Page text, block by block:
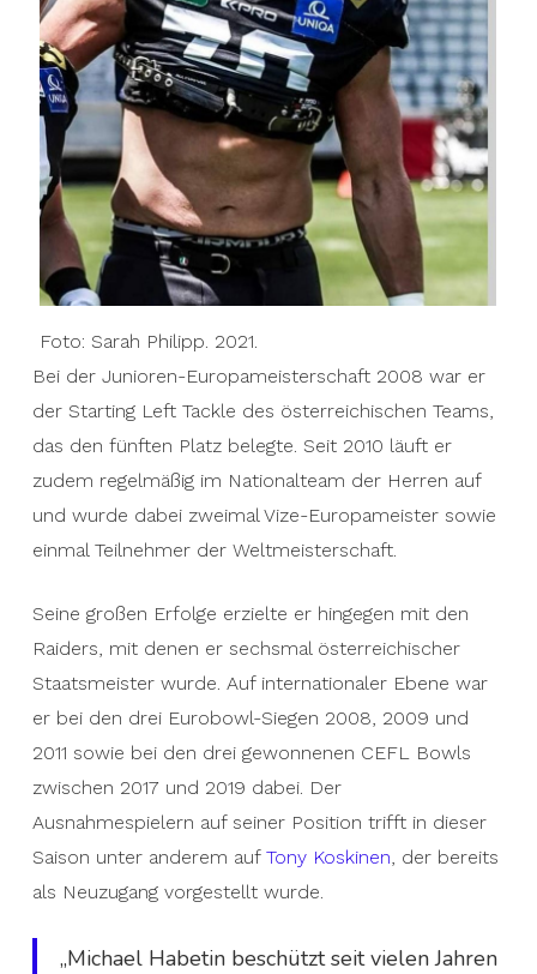
Foto: Sarah Philipp. 2021.
Bei der Junioren-Europameisterschaft 2008 war er
der Starting Left Tackle des österreichischen Teams,
das den fünften Platz belegte. Seit 2010 läuft er
zudem regelmäßig im Nationalteam der Herren auf
und wurde dabei zweimal Vize-Europameister sowie
einmal Teilnehmer der Weltmeisterschaft.
Seine großen Erfolge erzielte er hingegen mit den
Raiders, mit denen er sechsmal österreichischer
Staatsmeister wurde. Auf internationaler Ebene war
er bei den drei Eurobowl-Siegen 2008, 2009 und
2011 sowie bei den drei gewonnenen CEFL Bowls
zwischen 2017 und 2019 dabei. Der
Ausnahmespielern auf seiner Position trifft in dieser
Saison unter anderem auf Tony Koskinen, der bereits
als Neuzugang vorgestellt wurde.
„Michael Habetin beschützt seit vielen Jahren